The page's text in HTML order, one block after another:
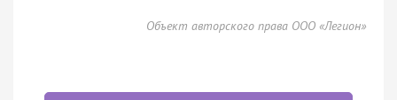
Объект авторского права ООО «Легион»